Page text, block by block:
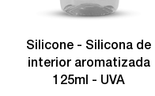
Silicone - Silicona de
interior aromatizada
125ml - UVA